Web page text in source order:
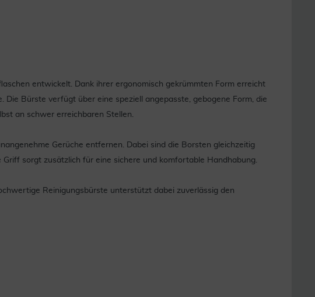
entwickelt. Dank ihrer ergonomisch gekrümmten Form erreicht
Bürste verfügt über eine speziell angepasste, gebogene Form, die
an schwer erreichbaren Stellen.
Gerüche entfernen. Dabei sind die Borsten gleichzeitig
sorgt zusätzlich für eine sichere und komfortable Handhabung.
Reinigungsbürste unterstützt dabei zuverlässig den